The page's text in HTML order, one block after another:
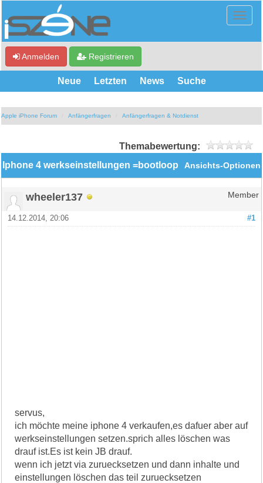
Anmelden Registrieren
Neue Letzten News Suche
Apple iPhone Forum Anfängerfragen Anfängerfragen & Notdienst
Themabewertung:
Ansichts-Optionen
Iphone 4 werkseinstellungen =bootloop
wheeler137 Member
#1
14.12.2014, 20:06
servus,
ich möchte meine iphone 4 verkaufen,es dafuer aber auf
werkseinstellungen setzen.sprich alles löschen was
drauf ist.Es ist kein JB drauf.
wenn ich jetzt via zuruecksetzen und dann inhalte und
einstellungen löschen das teil zuruecksetzen